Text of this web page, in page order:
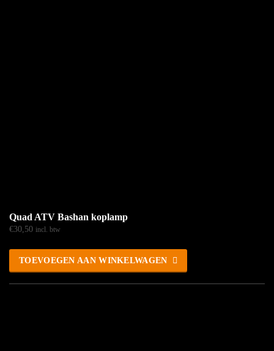
Quad ATV Bashan koplamp
€30,50 incl. btw
TOEVOEGEN AAN WINKELWAGEN